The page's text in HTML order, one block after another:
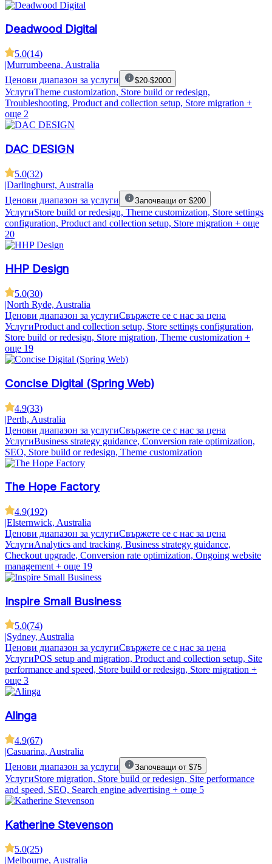
Deadwood Digital
5.0(14)
|Murrumbeena, Australia
Ценови диапазон за услуги
$20-$2000
УслугиTheme customization, Store build or redesign,
Troubleshooting, Product and collection setup, Store migration +
още 2
DAC DESIGN
5.0(32)
|Darlinghurst, Australia
Ценови диапазон за услуги
Започващи от $200
УслугиStore build or redesign, Theme customization, Store settings
configuration, Product and collection setup, Store migration + още
20
HHP Design
5.0(30)
|North Ryde, Australia
Ценови диапазон за услугиСвържете се с нас за цена
УслугиProduct and collection setup, Store settings configuration,
Store build or redesign, Store migration, Theme customization +
още 19
Concise Digital (Spring Web)
4.9(33)
|Perth, Australia
Ценови диапазон за услугиСвържете се с нас за цена
УслугиBusiness strategy guidance, Conversion rate optimization,
SEO, Store build or redesign, Theme customization
The Hope Factory
4.9(192)
|Elsternwick, Australia
Ценови диапазон за услугиСвържете се с нас за цена
УслугиAnalytics and tracking, Business strategy guidance,
Checkout upgrade, Conversion rate optimization, Ongoing website
management + още 19
Inspire Small Business
5.0(74)
|Sydney, Australia
Ценови диапазон за услугиСвържете се с нас за цена
УслугиPOS setup and migration, Product and collection setup, Site
performance and speed, Store build or redesign, Store migration +
още 3
Alinga
4.9(67)
|Casuarina, Australia
Ценови диапазон за услуги
Започващи от $75
УслугиStore migration, Store build or redesign, Site performance
and speed, SEO, Search engine advertising + още 5
Katherine Stevenson
5.0(25)
|Melbourne, Australia